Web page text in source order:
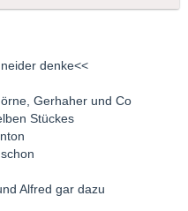
ist von der Schönheit der
nach oben, und wieder
7 oder höher.
interessiert und
denke<<
Gerhaher und Co
Stückes
Alfred gar dazu